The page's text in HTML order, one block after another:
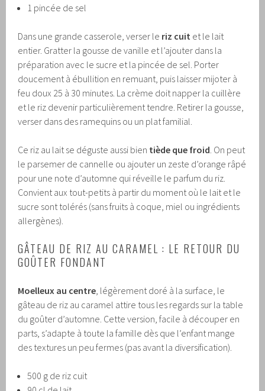
1 pincée de sel
Dans une grande casserole, verser le riz cuit et le lait
entier. Gratter la gousse de vanille et l’ajouter dans la
préparation avec le sucre et la pincée de sel. Porter
doucement à ébullition en remuant, puis laisser mijoter à
feu doux 25 à 30 minutes. La crème doit napper la cuillère
et le riz devenir particulièrement tendre. Retirer la gousse,
verser dans des ramequins ou un plat familial.
Ce riz au lait se déguste aussi bien tiède que froid . On peut
le parsemer de cannelle ou ajouter un zeste d’orange râpé
pour une note d’automne qui réveille le parfum du riz.
Convient aux tout-petits à partir du moment où le lait et le
sucre sont tolérés (sans fruits à coque, miel ou ingrédients
allergènes).
GÂTEAU DE RIZ AU CARAMEL : LE RETOUR DU
GOÛTER FONDANT
Moelleux au centre , légèrement doré à la surface, le
gâteau de riz au caramel attire tous les regards sur la table
du goûter d’automne. Cette version, facile à découper en
parts, s’adapte à toute la famille dès que l’enfant mange
des textures un peu fermes (pas avant la diversification).
500 g de riz cuit